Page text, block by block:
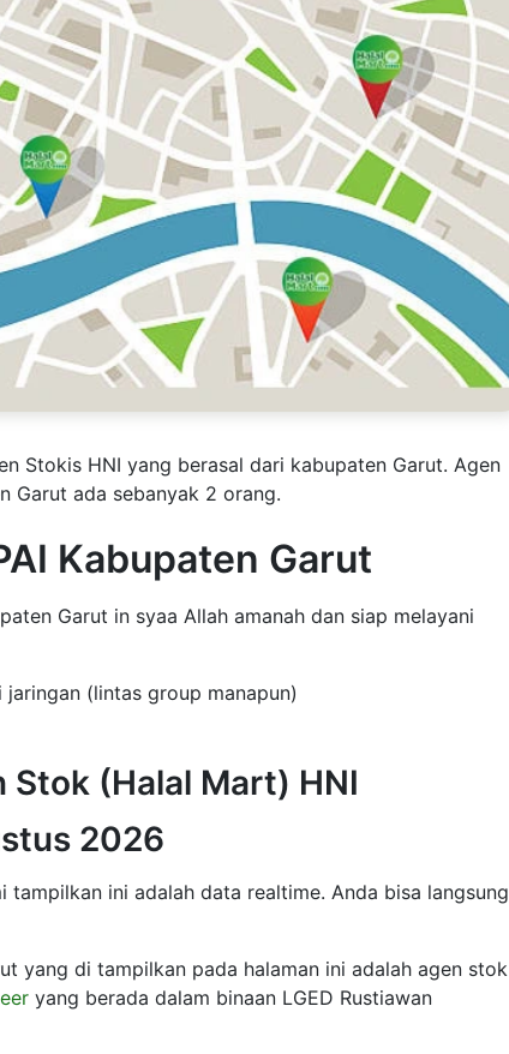
Stokis HNI yang berasal dari kabupaten Garut. Agen
Garut ada sebanyak 2 orang.
Kabupaten Garut
Garut in syaa Allah amanah dan siap melayani
(lintas group manapun)
(Halal Mart) HNI
2026
tampilkan ini adalah data realtime. Anda bisa langsung
yang di tampilkan pada halaman ini adalah agen stok
yang berada dalam binaan LGED Rustiawan